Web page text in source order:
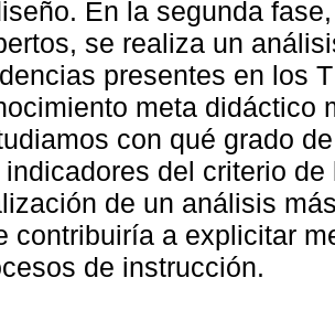
En la segunda
se realiza un
presentes en los
meta didáctico
con qué grado
indicadores del criterio
de un análisis
contribuiría a explicitar
de instrucción.